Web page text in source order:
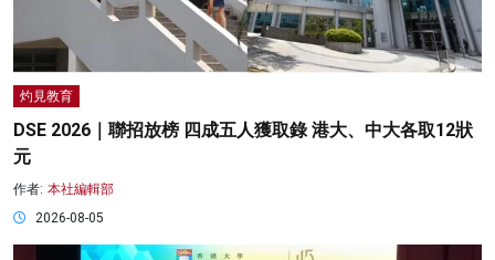
灼見教育
DSE 2026｜聯招放榜 四成五人獲取錄 港大、中大各取12狀
元
作者: 本社編輯部
2026-08-05